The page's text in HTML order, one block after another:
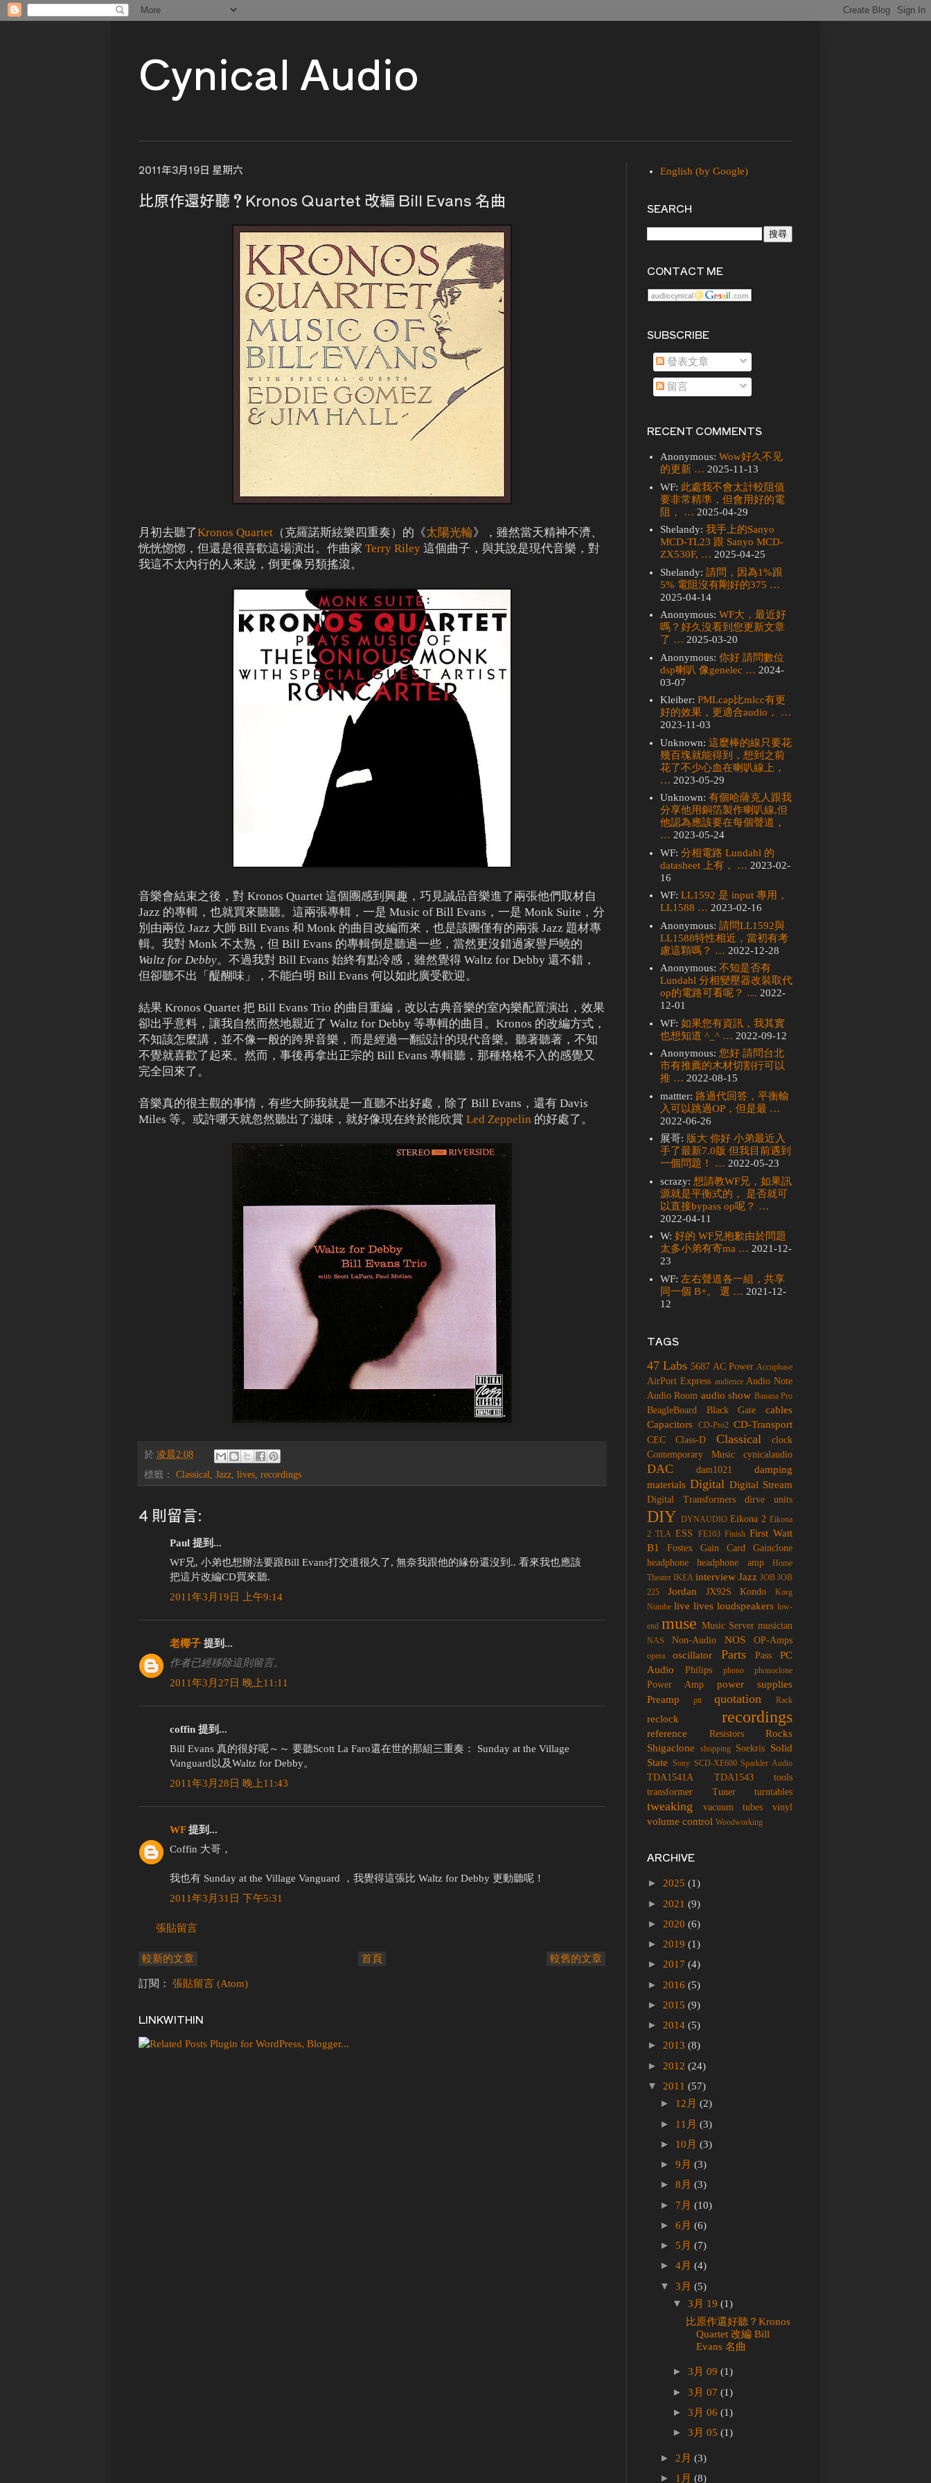
Cynical Audio
2011年3月19日 星期六
比原作還好聽？Kronos Quartet 改編 Bill Evans 名曲
月初去聽了Kronos Quartet （克羅諾斯絃樂四重奏）的《太陽光輪》，雖然當天精神不濟、
恍恍惚惚，但還是很喜歡這場演出。作曲家 Terry Riley 這個曲子，與其說是現代音樂，對
我這不太內行的人來說，倒更像另類搖滾。
音樂會結束之後，對 Kronos Quartet 這個團感到興趣，巧見誠品音樂進了兩張他們取材自
Jazz 的專輯，也就買來聽聽。這兩張專輯，一是 Music of Bill Evans，一是 Monk Suite，分
別由兩位 Jazz 大師 Bill Evans 和 Monk 的曲目改編而來，也是該團僅有的兩張 Jazz 題材專
輯。我對 Monk 不太熟，但 Bill Evans 的專輯倒是聽過一些，當然更沒錯過家譽戶曉的
Waltz for Debby。不過我對 Bill Evans 始終有點冷感，雖然覺得 Waltz for Debby 還不錯，
但卻聽不出「醍醐味」，不能白明 Bill Evans 何以如此廣受歡迎。
結果 Kronos Quartet 把 Bill Evans Trio 的曲目重編，改以古典音樂的室內樂配置演出，效果
卻出乎意料，讓我自然而然地親近了 Waltz for Debby 等專輯的曲目。Kronos 的改編方式，
不知該怎麼講，並不像一般的跨界音樂，而是經過一翻設計的現代音樂。聽著聽著，不知
不覺就喜歡了起來。然而，事後再拿出正宗的 Bill Evans 專輯聽，那種格格不入的感覺又
完全回來了。
音樂真的很主觀的事情，有些大師我就是一直聽不出好處，除了 Bill Evans，還有 Davis
Miles 等。或許哪天就忽然聽出了滋味，就好像現在終於能欣賞 Led Zeppelin 的好處了。
於 凌晨2:08
標籤： Classical Jazz lives recordings
4 則留言:
Paul 提到...
WF兄, 小弟也想辦法要跟Bill Evans打交道很久了, 無奈我跟他的緣份還沒到.. 看來我也應該
把這片改編CD買來聽.
2011年3月19日 上午9:14
老椰子 提到...
作者已經移除這則留言。
2011年3月27日 晚上11:11
coffin 提到...
Bill Evans 真的很好呢～～ 要聽Scott La Faro還在世的那組三重奏： Sunday at the Village
Vanguard以及Waltz for Debby。
2011年3月28日 晚上11:43
WF提到...
Coffin 大哥，
我也有 Sunday at the Village Vanguard ，我覺得這張比 Waltz for Debby 更動聽呢！
2011年3月31日 下午5:31
張貼留言
較新的文章 較舊的文章
首頁
訂閱： 張貼留言 (Atom)
LINKWITHIN
English (by Google)
SEARCH
CONTACT ME
SUBSCRIBE
發表文章
留言
RECENT COMMENTS
Anonymous: Wow好久不见
的更新 … 2025-11-13
WF: 此處我不會太計較阻值
要非常精準，但會用好的電
阻， … 2025-04-29
Shelandy: 我手上的Sanyo
MCD-TL23 跟 Sanyo MCD-
ZX530F, … 2025-04-25
Shelandy: 請問，因為1%跟
5% 電阻沒有剛好的375 …
2025-04-14
Anonymous: WF大，最近好
嗎？好久沒看到您更新文章
了 … 2025-03-20
Anonymous: 你好 請問數位
dsp喇叭 像genelec … 2024-
03-07
Kleiber: PMLcap比mlcc有更
好的效果，更適合audio， …
2023-11-03
Unknown: 這麼棒的線只要花
幾百塊就能得到，想到之前
花了不少心血在喇叭線上，
… 2023-05-29
Unknown: 有個哈薩克人跟我
分享他用銅箔製作喇叭線,但
他認為應該要在每個聲道，
… 2023-05-24
WF: 分相電路 Lundahl 的
datasheet 上有， … 2023-02-
16
WF: LL1592 是 input 專用，
LL1588 … 2023-02-16
Anonymous: 請問LL1592與
LL1588特性相近，當初有考
慮這顆嗎？ … 2022-12-28
Anonymous: 不知是否有
Lundahl 分相變壓器改裝取代
op的電路可看呢？ … 2022-
12-01
WF: 如果您有資訊，我其實
也想知道 ^_^ … 2022-09-12
Anonymous: 您好 請問台北
市有推薦的木材切割行可以
推 … 2022-08-15
mattter: 路過代回答，平衡輸
入可以跳過OP，但是最 …
2022-06-26
展哥: 版大 你好 小弟最近入
手了最新7.0版 但我目前遇到
一個問題！ … 2022-05-23
scrazy: 想請教WF兄，如果訊
源就是平衡式的， 是否就可
以直接bypass op呢？ …
2022-04-11
W: 好的 WF兄抱歉由於問題
太多小弟有寄ma … 2021-12-
23
WF: 左右聲道各一組，共享
同一個 B+。 選 … 2021-12-
12
TAGS
47 Labs 5687 AC Power Accuphase
AirPort Express audience Audio Note
Audio Room audio show Banana Pro
BeagleBoard Black Gate
cables
Capacitors CD-Pro2 CD-Transport
CEC Class-D Classical
clock
Contemporary Music
cynicalaudio
DAC dam1021
damping
materials Digital Digital Stream
Digital Transformers dirve units
DIY DYNAUDIO Eikona 2 Eikona
2 TLA ESS FE103 Finish First Watt
B1
Fostex Gain Card
Gainclone
headphone
headphone amp
Home
Theater IKEA interview Jazz JOB JOB
225
Jordan JX92S Kondo
Korg
Nutube live lives loudspeakers low-
end muse Music Server musician
NAS Non-Audio NOS OP-Amps
opera oscillator Parts Pass
PC
Audio
Philips phono phonoclone
Power Amp
power supplies
Preamp
ptt quotation Rack
reclock recordings
reference Resistors
Rocks
Shigaclone
shopping Soekris Solid
State Sony SCD-XE600 Sparkler Audio
TDA1541A TDA1543
tools
transformer
Tuner turntables
tweaking vacuum tubes vinyl
volume control Woodworking
ARCHIVE
► 2025 (1)
► 2021 (9)
► 2020 (6)
► 2019 (1)
► 2017 (4)
► 2016 (5)
► 2015 (9)
► 2014 (5)
► 2013 (8)
► 2012 (24)
▼ 2011 (57)
► 12月 (2)
► 11月 (3)
► 10月 (3)
► 9月 (3)
► 8月 (3)
► 7月 (10)
► 6月 (6)
► 5月 (7)
► 4月 (4)
▼ 3月 (5)
▼ 3月 19 (1)
比原作還好聽？Kronos
Quartet 改編 Bill
Evans 名曲
► 3月 09 (1)
► 3月 07 (1)
► 3月 06 (1)
► 3月 05 (1)
► 2月 (3)
► 1月 (8)